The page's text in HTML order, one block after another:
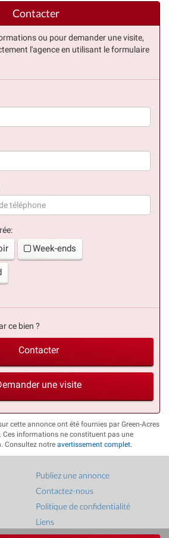
Contacter
ou pour demander une visite,
l'agence en utilisant le formulaire
Week-ends
ce bien ?
Contacter
une visite
cette annonce ont été fournies par Green-Acres
Ces informations ne constituent pas une
Consultez notre avertissement complet
Publiez une annonce
Contactez-nous
Politique de confidentialité
Liens